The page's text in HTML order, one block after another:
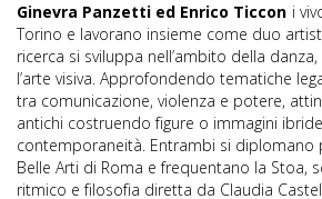
Ginevra Panzetti ed Enrico Ticcon i
Torino e lavorano insieme come duo
ricerca si sviluppa nell’ambito della
l’arte visiva. Approfondendo tematiche
tra comunicazione, violenza e potere,
antichi costruendo figure o immagini
contemporaneità. Entrambi si diplomano
Belle Arti di Roma e frequentano la Stoa,
ritmico e filosofia diretta da Claudia